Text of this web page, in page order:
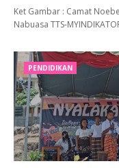
Ket Gambar : Camat
Nabuasa TTS-
PENDIDIKAN